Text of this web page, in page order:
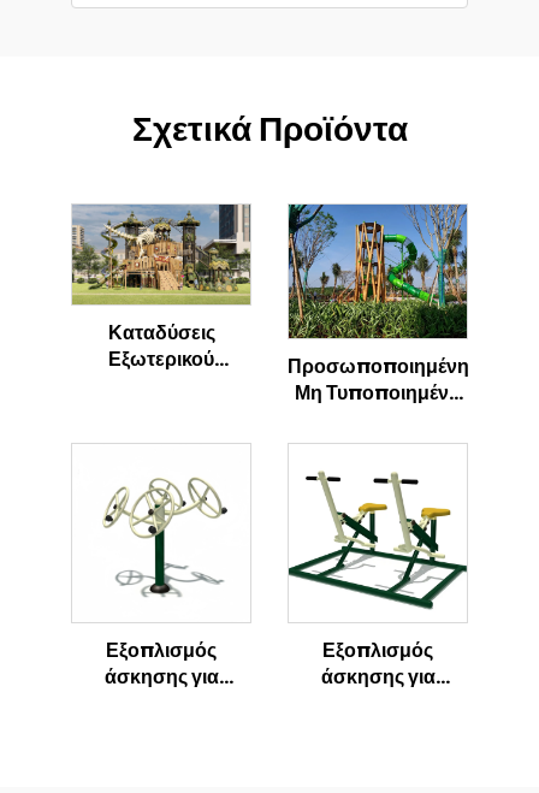
Σχετικά Προϊόντα
Καταδύσεις
Εξωτερικού
Δεινόσαυρος
Προσωποποιημένη
Μη Τυποποιημένη
Παιχνιδιού για
Παιδιά
Εξοπλισμός
άσκησης για
Εξοπλισμός
άσκησης για